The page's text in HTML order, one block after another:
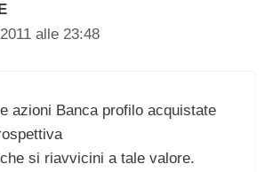
alle 23:48
azioni Banca profilo acquistate
si riavvicini a tale valore.